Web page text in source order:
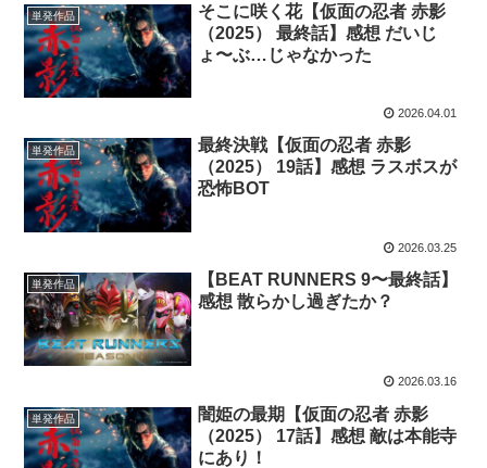
単発作品
そこに咲く花【仮面の忍者 赤影
（2025） 最終話】感想 だいじ
ょ〜ぶ…じゃなかった
2026.04.01
単発作品
最終決戦【仮面の忍者 赤影
（2025） 19話】感想 ラスボスが
恐怖BOT
2026.03.25
単発作品
【BEAT RUNNERS 9〜最終話】
感想 散らかし過ぎたか？
2026.03.16
単発作品
闇姫の最期【仮面の忍者 赤影
（2025） 17話】感想 敵は本能寺
にあり！